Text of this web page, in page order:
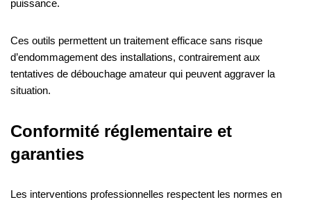
puissance.
Ces outils permettent un traitement efficace sans risque
d’endommagement des installations, contrairement aux
tentatives de débouchage amateur qui peuvent aggraver la
situation.
Conformité réglementaire et
garanties
Les interventions professionnelles respectent les normes en